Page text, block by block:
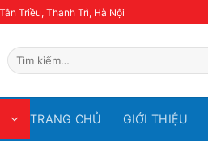
Triều, Thanh Trì, Hà Nội
Tìm
kiếm:
TRANG CHỦ GIỚI THIỆU